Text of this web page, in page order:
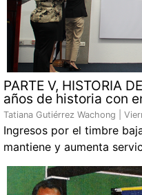
PARTE V, HISTORIA
años de historia con
Tatiana Gutiérrez Wachong |
Ingresos por el timbre
mantiene y aumenta